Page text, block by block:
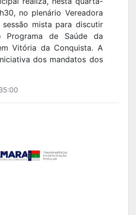
no plenário Vereadora
sessão mista para discutir
Programa de Saúde da
Vitória da Conquista. A
dos mandatos dos